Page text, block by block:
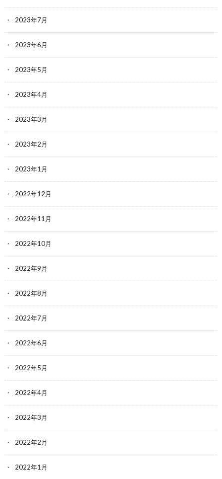
2023年7月
2023年6月
2023年5月
2023年4月
2023年3月
2023年2月
2023年1月
2022年12月
2022年11月
2022年10月
2022年9月
2022年8月
2022年7月
2022年6月
2022年5月
2022年4月
2022年3月
2022年2月
2022年1月